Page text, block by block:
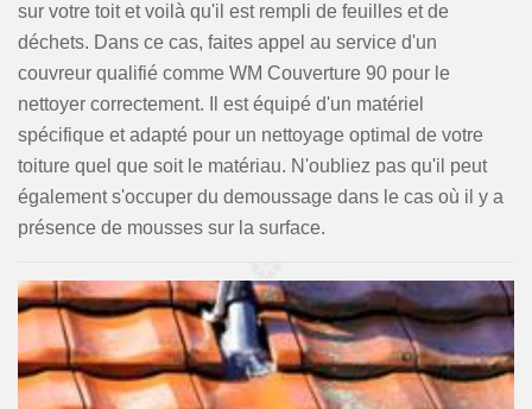
sur votre toit et voilà qu'il est rempli de feuilles et de
déchets. Dans ce cas, faites appel au service d'un
couvreur qualifié comme WM Couverture 90 pour le
nettoyer correctement. Il est équipé d'un matériel
spécifique et adapté pour un nettoyage optimal de votre
toiture quel que soit le matériau. N'oubliez pas qu'il peut
également s'occuper du demoussage dans le cas où il y a
présence de mousses sur la surface.